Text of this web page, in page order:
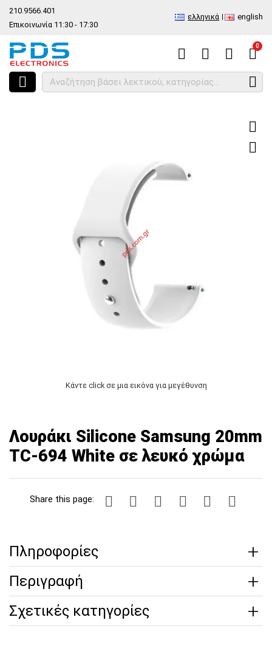
210.9566.401
Επικοινωνία 11:30 - 17:30
ελληνικά english
0
HOME Είδος Ανταλλακτικά και αξεσουάρ κινητών τηλέφωνων
Κάντε click σε μια εικόνα για μεγέθυνση
Λουράκι Silicone Samsung 20mm
TC-694 White σε λευκό χρώμα
Share this page:
Πληροφορίες
Περιγραφή
Σχετικές κατηγορίες